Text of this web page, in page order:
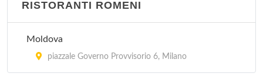
RISTORANTI ROMENI
Moldova
piazzale Governo Provvisorio 6, Milano